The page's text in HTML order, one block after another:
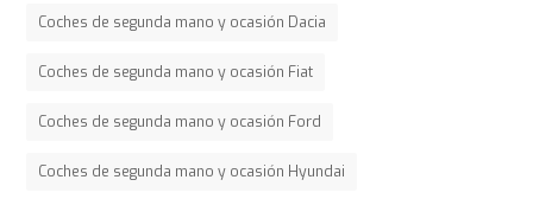
Coches de segunda mano y ocasión Dacia
Coches de segunda mano y ocasión Fiat
Coches de segunda mano y ocasión Ford
Coches de segunda mano y ocasión Hyundai